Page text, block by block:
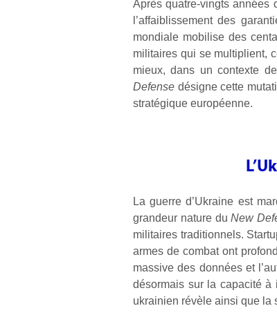
Après quatre-vingts années
l’affaiblissement des
mondiale mobilise des
militaires qui se multiplient,
mieux, dans un contexte
Defense désigne cette
stratégique européenne.
La guerre d’Ukraine est
grandeur nature duNew
militaires traditionnels.
armes de combat ont
massive des données et
désormais sur la capacité
ukrainien révèle ainsi que la